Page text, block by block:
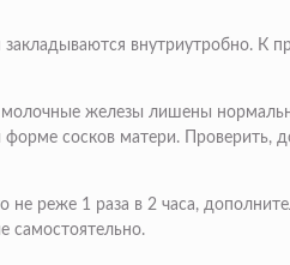
внутриутробно. К
железы лишены
сосков матери.
не реже 1 раза в 2 часа,
самостоятельно.